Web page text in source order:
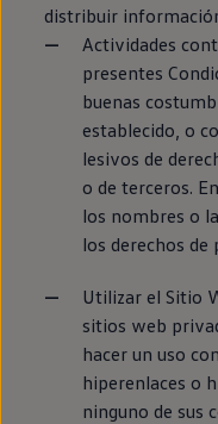
distribuir
Actividades
presentes
buenas
establecido, o
lesivos de
o de terceros.
los nombres o
los derechos de
Utilizar el Sitio
sitios web
hacer un uso
hiperenlaces o
ninguno de sus